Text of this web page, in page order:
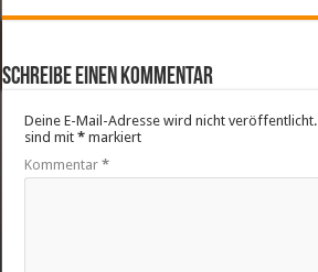
Schreibe einen Kommentar
Deine E-Mail-Adresse wird nicht veröffentlicht.
sind mit* markiert
Kommentar*